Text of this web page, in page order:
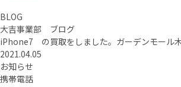
BLOG
大吉事業部 ブログ
iPhone7 の買取をしました。ガーデンモール
2021.04.05
お知らせ
携帯電話